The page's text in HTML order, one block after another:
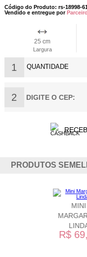
Código do Produto: rs-18998-
Vendido e entregue por
25 cm
Largura
1 QUANTIDADE
2 DIGITE O CEP:
PRODUTOS